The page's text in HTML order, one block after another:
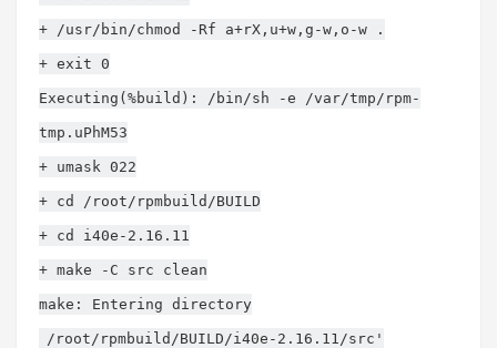
+ /usr/bin/chmod -Rf a+rX,u+w,g-w,o-w .
+ exit 0
Executing(%build): /bin/sh -e /var/tmp/rpm-
tmp.uPhM53
+ umask 022
+ cd /root/rpmbuild/BUILD
+ cd i40e-2.16.11
+ make -C src clean
make: Entering directory
/root/rpmbuild/BUILD/i40e-2.16.11/src'